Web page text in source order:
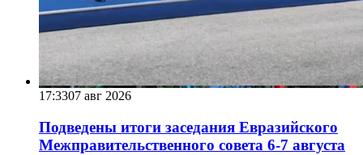
17:3307 авг 2026
Подведены итоги заседания Евразийского
Межправительственного совета 6-7 августа